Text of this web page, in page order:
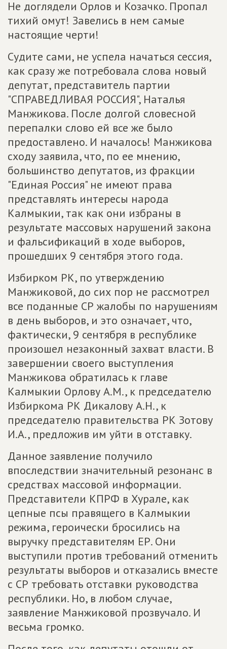
Не доглядели Орлов и Козачко. Пропал
тихий омут! Завелись в нем самые
настоящие черти!
Судите сами, не успела начаться сессия,
как сразу же потребовала слова новый
депутат, представитель партии
"СПРАВЕДЛИВАЯ РОССИЯ", Наталья
Манжикова. После долгой словесной
перепалки слово ей все же было
предоставлено. И началось! Манжикова
сходу заявила, что, по ее мнению,
большинство депутатов, из фракции
"Единая Россия" не имеют права
представлять интересы народа
Калмыкии, так как они избраны в
результате массовых нарушений закона
и фальсификаций в ходе выборов,
прошедших 9 сентября этого года.
Избирком РК, по утверждению
Манжиковой, до сих пор не рассмотрел
все поданные СР жалобы по нарушениям
в день выборов, и это означает, что,
фактически, 9 сентября в республике
произошел незаконный захват власти. В
завершении своего выступления
Манжикова обратилась к главе
Калмыкии Орлову А.М., к председателю
Избиркома РК Дикалову А.Н., к
председателю правительства РК Зотову
И.А., предложив им уйти в отставку.
Данное заявление получило
впоследствии значительный резонанс в
средствах массовой информации.
Представители КПРФ в Хурале, как
цепные псы правящего в Калмыкии
режима, героически бросились на
выручку представителям ЕР. Они
выступили против требований отменить
результаты выборов и отказались вместе
с СР требовать отставки руководства
республики. Но, в любом случае,
заявление Манжиковой прозвучало. И
весьма громко.